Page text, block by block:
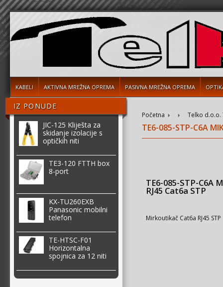
KABELI AKTIVNA MREŽNA OPREMA PASIVNA MREŽNA OPREMA
IZ PONUDE
JIC-125 Kliješta za
skidanje izolacije s
optičkih niti
TE3-120 FTTH box
8-port
KX-TU260EXB
Panasonic mobilni
telefon
TE-HTSC-F01
Horizontalna
spojnica za 12 niti
Početna Telko d.o.o.
TE6-085-STP-C6A
TE6-085-STP-C6A
RJ45 Cat6a STP
Mirkoutikač Cat6a RJ45 STP